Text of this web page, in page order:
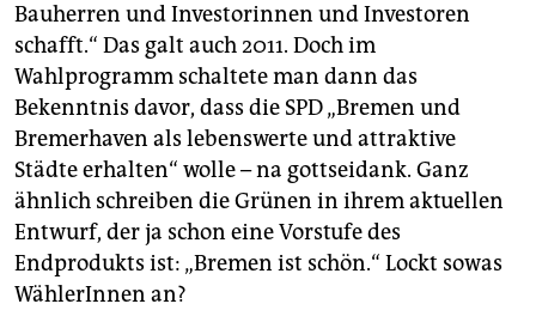
Bauherren und Investorinnen und Investoren
schafft.“ Das galt auch 2011. Doch im
Wahlprogramm schaltete man dann das
Bekenntnis davor, dass die SPD „Bremen und
Bremerhaven als lebenswerte und attraktive
Städte erhalten“ wolle – na gottseidank. Ganz
ähnlich schreiben die Grünen in ihrem aktuellen
Entwurf, der ja schon eine Vorstufe des
Endprodukts ist: „Bremen ist schön.“ Lockt sowas
WählerInnen an?